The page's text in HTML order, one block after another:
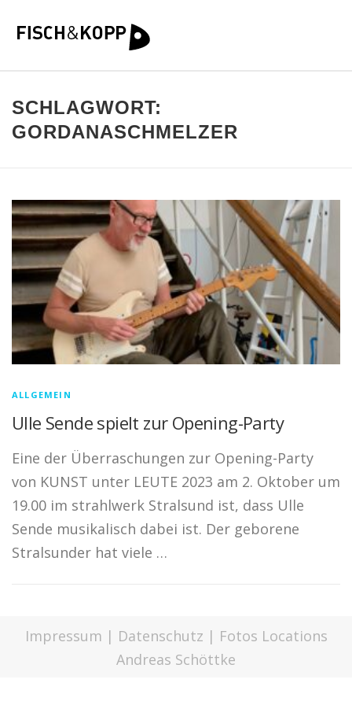
SCHLAGWORT:
GORDANASCHMELZER
ALLGEMEIN
Ulle Sende spielt zur Opening-Party
Eine der Überraschungen zur Opening-Party
von KUNST unter LEUTE 2023 am 2. Oktober um
19.00 im strahlwerk Stralsund ist, dass Ulle
Sende musikalisch dabei ist. Der geborene
Stralsunder hat viele …
Impressum | Datenschutz | Fotos Locations
Andreas Schöttke